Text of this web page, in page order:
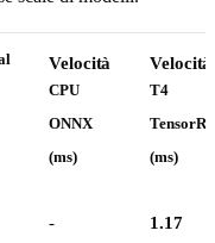
Velocità
CPU
ONNX
(ms)
Velocità
T4
(ms)
- 1.17